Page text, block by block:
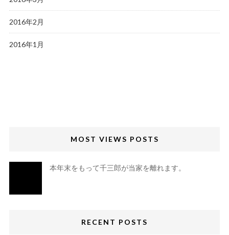
2016年2月
2016年1月
MOST VIEWS POSTS
本年末をもって千三郎が当家を離れます。
RECENT POSTS